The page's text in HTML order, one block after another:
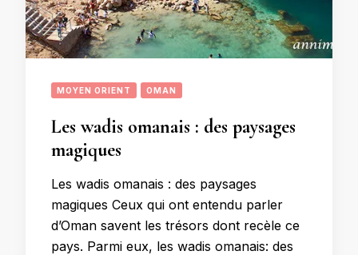
MOYEN ORIENT OMAN
Les wadis omanais : des paysages
magiques
Les wadis omanais : des paysages
magiques Ceux qui ont entendu parler
d’Oman savent les trésors dont recèle ce
pays. Parmi eux, les wadis omanais: des